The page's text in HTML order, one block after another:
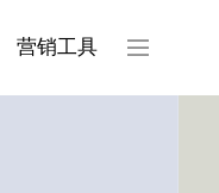
营销工具